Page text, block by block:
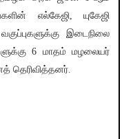
எல்கேஜி, யுகேஜி
இடைநிலை
6 மாதம் மழலையர்
தெரிவித்தனர்.